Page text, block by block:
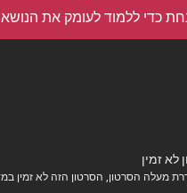
כדי ללמוד לעומק את